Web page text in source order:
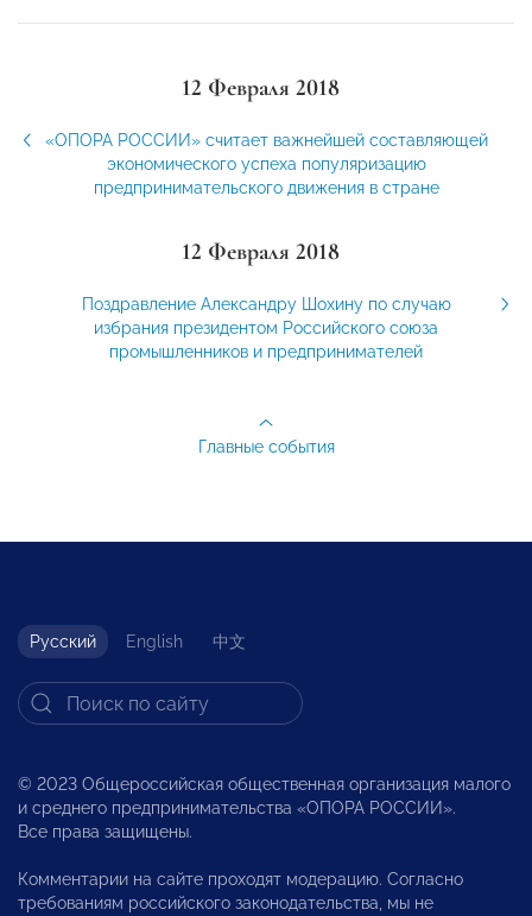
12 Февраля 2018
«ОПОРА РОССИИ» считает важнейшей составляющей
экономического успеха популяризацию
предпринимательского движения в стране
12 Февраля 2018
Поздравление Александру Шохину по случаю
избрания президентом Российского союза
промышленников и предпринимателей
Главные события
Русский English 中文
© 2023 Общероссийская общественная организация малого
и среднего предпринимательства «ОПОРА РОССИИ».
Все права защищены.
Комментарии на сайте проходят модерацию. Согласно
требованиям российского законодательства, мы не